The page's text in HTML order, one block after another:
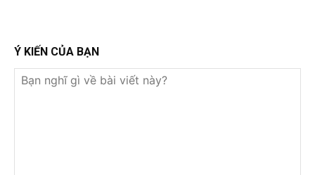
Ý KIẾN CỦA BẠN